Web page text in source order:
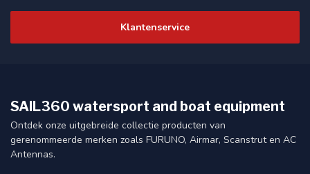
Klantenservice
SAIL360 watersport and boat equipment
Ontdek onze uitgebreide collectie producten van
gerenommeerde merken zoals FURUNO, Airmar, Scanstrut en AC
Antennas.